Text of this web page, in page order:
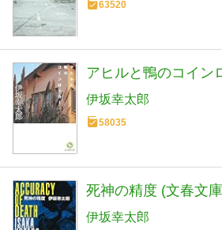
63520
アヒルと鴨のコイン
伊坂幸太郎
58035
死神の精度 (文春文
伊坂幸太郎